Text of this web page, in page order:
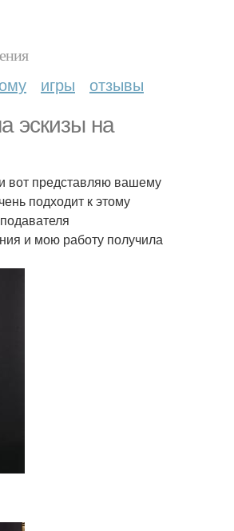
игры отзывы
эскизы на
вот представляю вашему
подходит к этому
и мою работу получила